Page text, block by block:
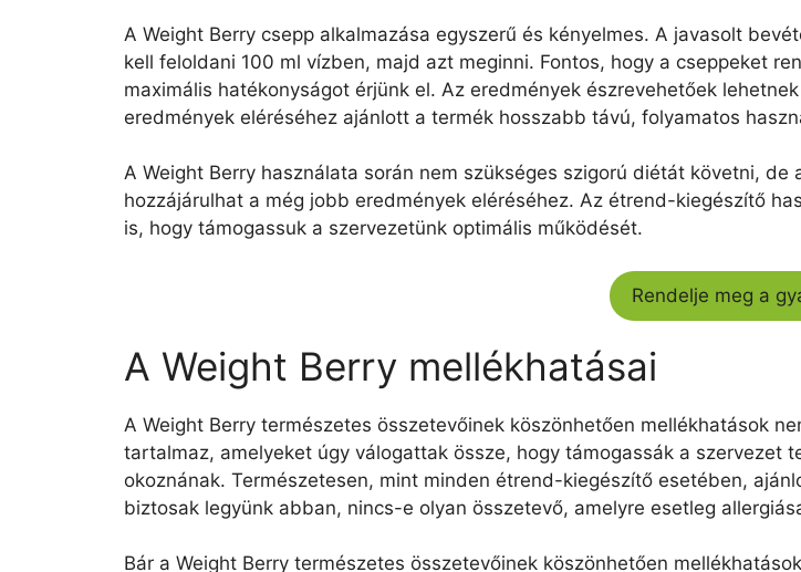
A Weight Berry csepp alkalmazása egyszerű és kényelmes. A javasolt
kell feloldani 100 ml vízben, majd azt meginni. Fontos, hogy a cseppeket
maximális hatékonyságot érjünk el. Az eredmények észrevehetőek
eredmények eléréséhez ajánlott a termék hosszabb távú, folyamatos
A Weight Berry használata során nem szükséges szigorú diétát követni,
hozzájárulhat a még jobb eredmények eléréséhez. Az étrend-kiegészítő
is, hogy támogassuk a szervezetünk optimális működését.
Rendelje meg a
A Weight Berry mellékhatásai
A Weight Berry természetes összetevőinek köszönhetően mellékhatások
tartalmaz, amelyeket úgy válogattak össze, hogy támogassák a szervezet
okoznának. Természetesen, mint minden étrend-kiegészítő esetében,
biztosak legyünk abban, nincs-e olyan összetevő, amelyre esetleg
Bár a Weight Berry természetes összetevőinek köszönhetően